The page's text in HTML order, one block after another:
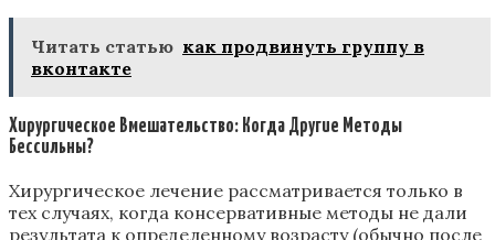
Читать статью как продвинуть группу в
вконтакте
Хирургическое Вмешательство: Когда Другие Методы
Бессильны?
Хирургическое лечение рассматривается только в
тех случаях, когда консервативные методы не дали
результата к определенному возрасту (обычно после